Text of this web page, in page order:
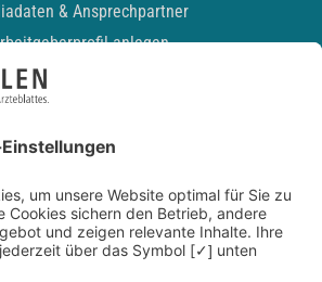
& Ansprechpartner
anlegen
Recruiting-Podcast
Kontakt
Datenschutz
Newsletter